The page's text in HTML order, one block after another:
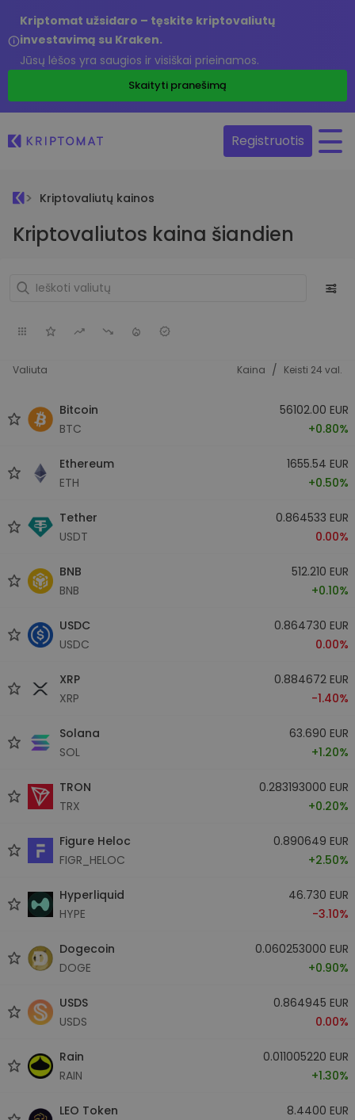
Kriptomat užsidaro – tęskite kriptovaliutų
investavimą su Kraken.
Jūsų lėšos yra saugios ir visiškai prieinamos.
Skaityti pranešimą
Registruotis
Kriptovaliutų kainos
Kriptovaliutos kaina šiandien
Valiuta Kaina / Keisti 24 val.
Bitcoin
BTC
56102.00 EUR
+0.80%
Ethereum
ETH
1655.54 EUR
+0.50%
Tether
USDT
0.864533 EUR
0.00%
BNB
BNB
512.210 EUR
+0.10%
USDC
USDC
0.864730 EUR
0.00%
XRP
XRP
0.884672 EUR
-1.40%
Solana
SOL
63.690 EUR
+1.20%
TRON
TRX
0.283193000 EUR
+0.20%
Figure Heloc
FIGR_HELOC
0.890649 EUR
+2.50%
Hyperliquid
HYPE
46.730 EUR
-3.10%
Dogecoin
DOGE
0.060253000 EUR
+0.90%
USDS
USDS
0.864945 EUR
0.00%
Rain
RAIN
0.011005220 EUR
+1.30%
LEO Token
8.4400 EUR